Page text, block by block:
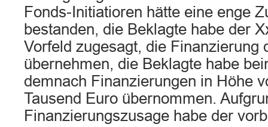
Fonds-Initiatioren hätte eine enge
bestanden, die Beklagte habe der
Vorfeld zugesagt, die Finanzierung
übernehmen, die Beklagte habe
demnach Finanzierungen in Höhe
Tausend Euro übernommen.
Finanzierungszusage habe der